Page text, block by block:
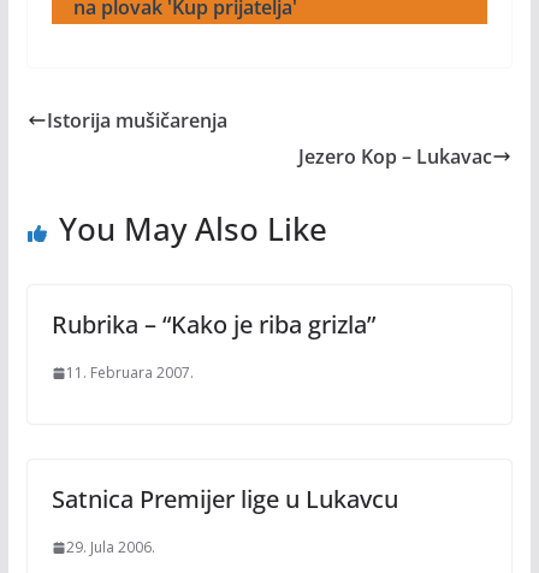
na plovak 'Kup prijatelja'
Istorija mušičarenja
Jezero Kop – Lukavac
You May Also Like
Rubrika – “Kako je riba grizla”
11. Februara 2007.
Satnica Premijer lige u Lukavcu
29. Jula 2006.